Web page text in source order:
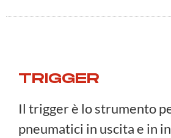
TRIGGER
Il trigger è lo strumento
pneumatici in uscita e in